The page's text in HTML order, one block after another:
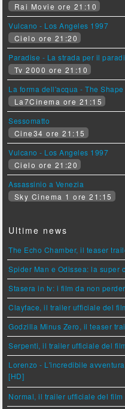
Rai Movie ore 21:10
Vulcano - Los Angeles 1997
Cielo ore 21:20
Paradise - La strada per il
Tv 2000 ore 21:10
La forma dell'acqua - The
La7Cinema ore 21:15
Sessomatto
Cine34 ore 21:15
Vulcano - Los Angeles 1997
Cielo ore 21:20
Assassinio a Venezia
Sky Cinema 1 ore 21:15
Ultime news
The Echo Chamber, il teaser
Spider Man e Odissea: la super
Stasera in tv: i film da non
Clayface, il trailer ufficiale del
Godzilla Minus Zero, il teaser
Serpenti, il trailer ufficiale del
Lorenzo - L'incredibile
[HD]
Normal, il trailer ufficiale del film